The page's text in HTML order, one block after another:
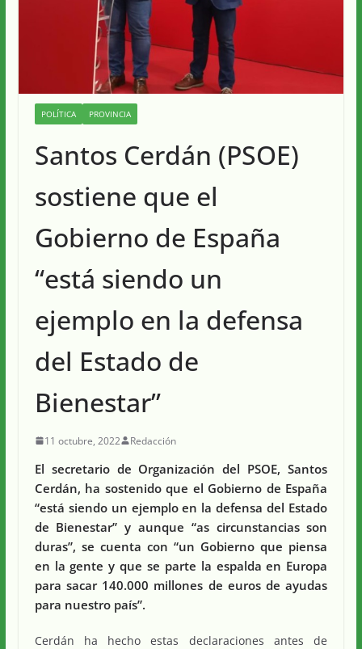
POLÍTICA PROVINCIA
Santos Cerdán (PSOE)
sostiene que el
Gobierno de España
“está siendo un
ejemplo en la defensa
del Estado de
Bienestar”
11 octubre, 2022 Redacción
El secretario de Organización del PSOE, Santos
Cerdán, ha sostenido que el Gobierno de España
“está siendo un ejemplo en la defensa del Estado
de Bienestar” y aunque “as circunstancias son
duras”, se cuenta con “un Gobierno que piensa
en la gente y que se parte la espalda en Europa
para sacar 140.000 millones de euros de ayudas
para nuestro país”.
Cerdán ha hecho estas declaraciones antes de